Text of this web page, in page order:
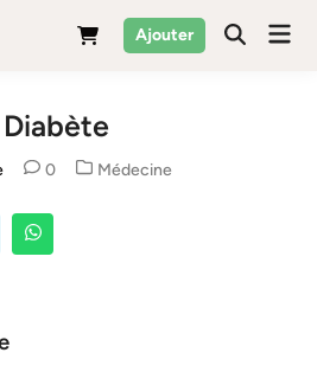
Ajouter
0
Posted
Médecine